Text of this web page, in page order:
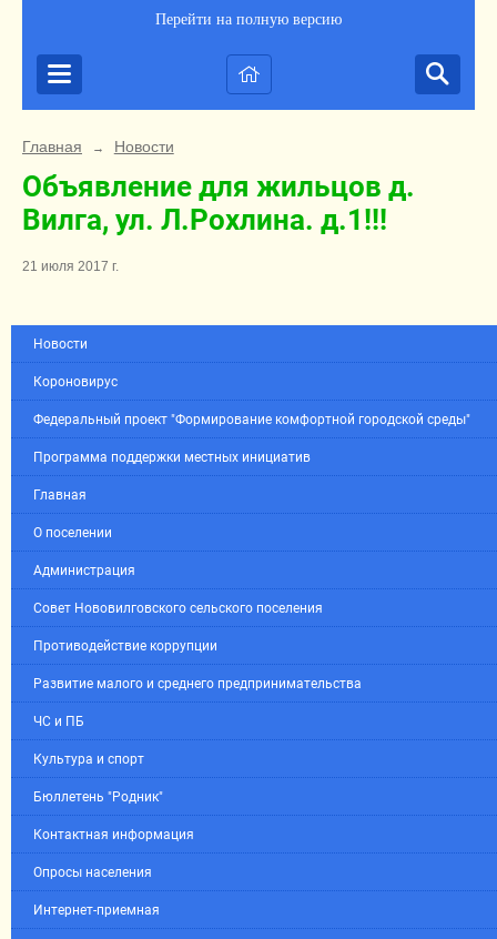
Перейти на полную версию
Главная → Новости
Объявление для жильцов д.
Вилга, ул. Л.Рохлина. д.1!!!
21 июля 2017 г.
Новости
Короновирус
Федеральный проект "Формирование комфортной городской среды"
Программа поддержки местных инициатив
Главная
О поселении
Администрация
Совет Нововилговского сельского поселения
Противодействие коррупции
Развитие малого и среднего предпринимательства
ЧС и ПБ
Культура и спорт
Бюллетень "Родник"
Контактная информация
Опросы населения
Интернет-приемная